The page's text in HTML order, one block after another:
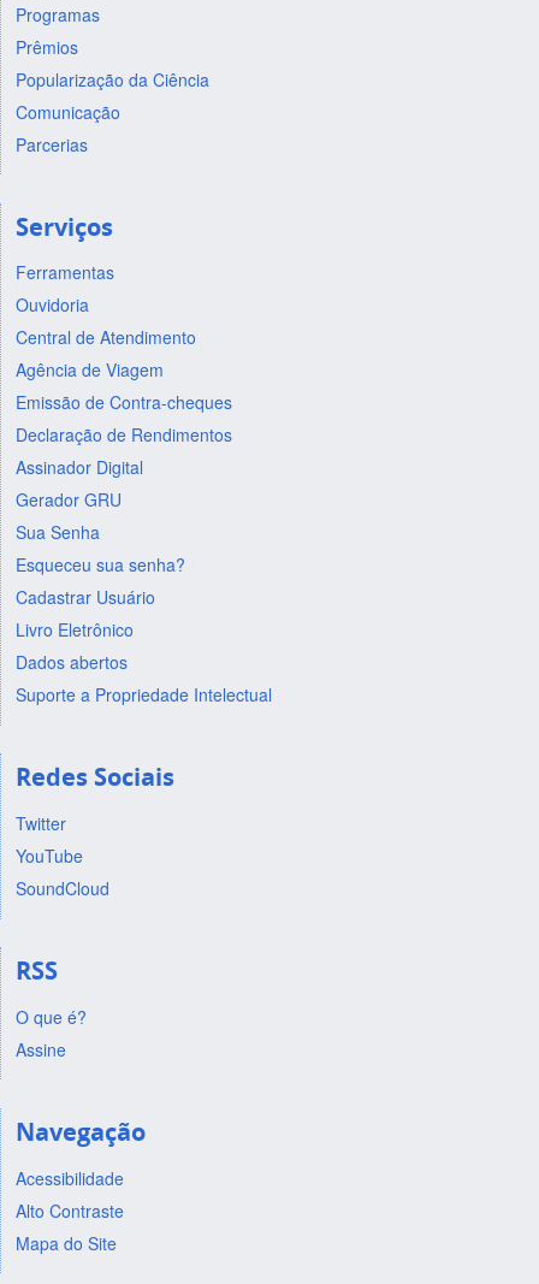
Programas
Prêmios
Popularização da Ciência
Comunicação
Parcerias
Serviços
Ferramentas
Ouvidoria
Central de Atendimento
Agência de Viagem
Emissão de Contra-cheques
Declaração de Rendimentos
Assinador Digital
Gerador GRU
Sua Senha
Esqueceu sua senha?
Cadastrar Usuário
Livro Eletrônico
Dados abertos
Suporte a Propriedade Intelectual
Redes Sociais
Twitter
YouTube
SoundCloud
RSS
O que é?
Assine
Navegação
Acessibilidade
Alto Contraste
Mapa do Site